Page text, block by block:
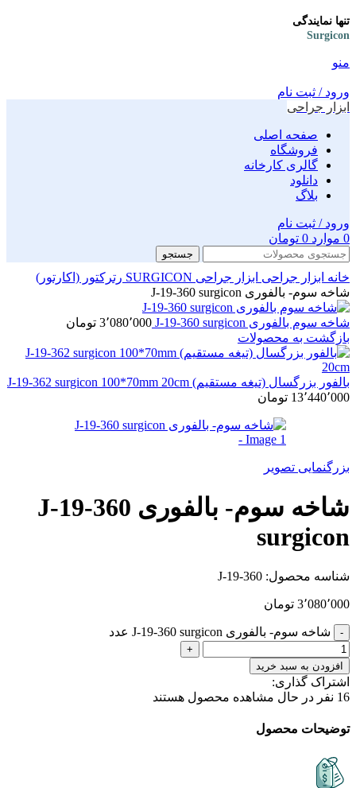
تنها نمایندگی
Surgicon
منو
ورود / ثبت نام
ابزار جراحی
صفحه اصلی
فروشگاه
گالری کارخانه
دانلود
بلاگ
ورود / ثبت نام
0 موارد 0 تومان
جستجو
خانه ابزار جراحی ابزار جراحی SURGICON
رترکتور (اکارتور)
شاخه سوم- بالفوری J-19-360 surgicon
شاخه سوم بالفوری J-19-360 surgicon 3٬080٬000 تومان
بازگشت به محصولات
بالفور بزرگسال (تیغه مستقیم) J-19-362 surgicon 100*70mm 20cm
13٬440٬000 تومان
بزرگنمایی تصویر
شاخه سوم- بالفوری J-19-360
surgicon
شناسه محصول: J-19-360
3٬080٬000 تومان
شاخه سوم- بالفوری J-19-360 surgicon عدد
افزودن به سبد خرید
اشتراک گذاری:
16 نفر در حال مشاهده محصول هستند
توضیحات محصول